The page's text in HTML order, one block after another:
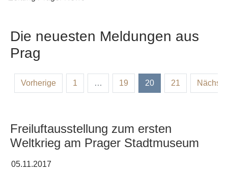
Die neuesten Meldungen aus
Prag
Vorherige 1 … 19 20 21 Nächste
Freiluftausstellung zum ersten
Weltkrieg am Prager Stadtmuseum
05.11.2017